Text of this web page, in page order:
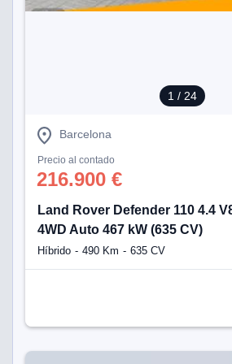
1 / 24
Barcelona
Precio al contado
216.900 €
Land Rover Defender 110 4.4
4WD Auto 467 kW (635 CV)
Híbrido 490 Km 635 CV